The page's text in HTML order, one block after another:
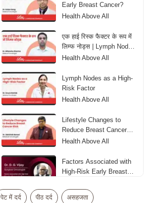
Early Breast Cancer?
Health Above All
एक हाई रिस्क फैक्टर के रूप में
लिम्फ नोड्स | Lymph Nodes
as aHigh-Risk Factor
Health Above All
Lymph Nodes as a High-
Risk Factor
Health Above All
Lifestyle Changes to
Reduce Breast Cancer
Risk
Health Above All
Factors Associated with
High-Risk Early Breast
पेट में दर्द पीठ दर्द असहजता